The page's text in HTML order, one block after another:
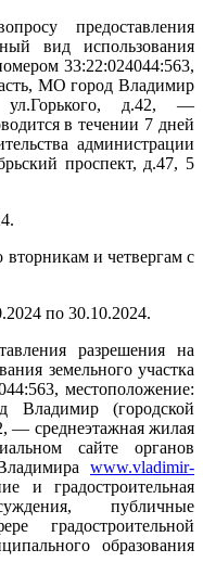
предоставления
вид использования
33:22:024044:563,
МО город Владимир
ул.Горького, д.42, —
в течении 7 дней
администрации
проспект, д.47, 5
и четвергам с
по 30.10.2024.
разрешения на
земельного участка
местоположение:
Владимир (городской
— среднеэтажная жилая
сайте органов
www.vladimir-
и градостроительная
публичные
градостроительной
образования